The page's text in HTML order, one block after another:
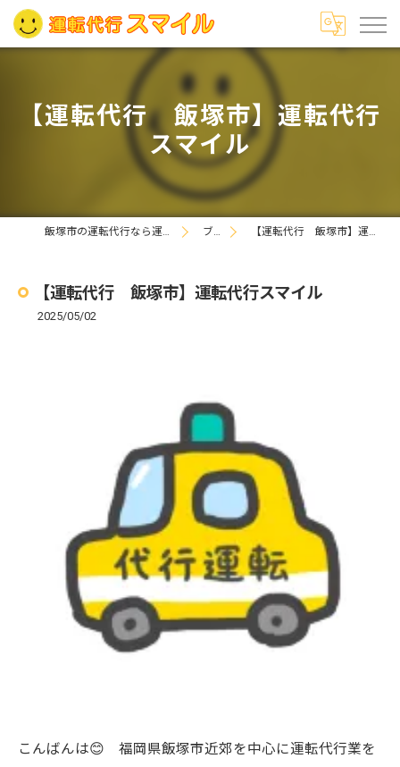
【運転代行 飯塚市】運転代行
スマイル
飯塚市の運転代行なら運転代行スマイル ブログ 【運転代行 飯塚市】運転代行スマイル
【運転代行 飯塚市】運転代行スマイル
2025/05/02
こんばんは😊 福岡県飯塚市近郊を中心に運転代行業を